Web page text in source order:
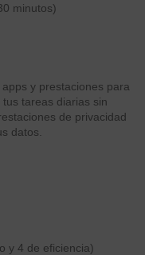
minutos)
y prestaciones para
tareas diarias sin
de privacidad
datos.
y 4 de eficiencia)